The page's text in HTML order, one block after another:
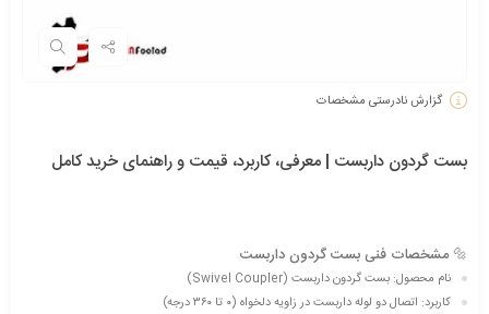
گزارش نادرستی مشخصات
بست گردون داربست | معرفی، کاربرد، قیمت و راهنمای خرید کامل
🔩 مشخصات فنی بست گردون داربست
نام محصول: بست گردون داربست (Swivel Coupler)
کاربرد: اتصال دو لوله داربست در زاویه دلخواه (۰ تا ۳۶۰ درجه)